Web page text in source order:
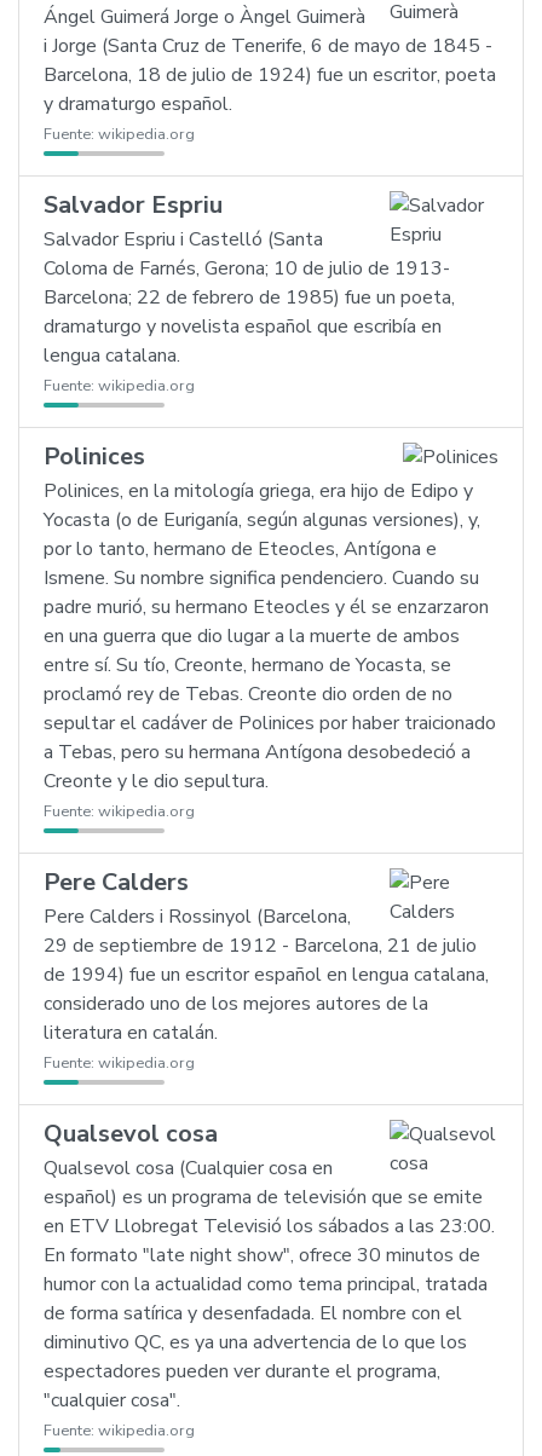
Ángel Guimerá Jorge o Àngel Guimerà
i Jorge (Santa Cruz de Tenerife, 6 de mayo de 1845 -
Barcelona, 18 de julio de 1924) fue un escritor, poeta
y dramaturgo español.
Fuente: wikipedia.org
Salvador Espriu
Salvador Espriu i Castelló (Santa
Coloma de Farnés, Gerona; 10 de julio de 1913-
Barcelona; 22 de febrero de 1985) fue un poeta,
dramaturgo y novelista español que escribía en
lengua catalana.
Fuente: wikipedia.org
Polinices
Polinices, en la mitología griega, era hijo de Edipo y
Yocasta (o de Euriganía, según algunas versiones), y,
por lo tanto, hermano de Eteocles, Antígona e
Ismene. Su nombre significa pendenciero. Cuando su
padre murió, su hermano Eteocles y él se enzarzaron
en una guerra que dio lugar a la muerte de ambos
entre sí. Su tío, Creonte, hermano de Yocasta, se
proclamó rey de Tebas. Creonte dio orden de no
sepultar el cadáver de Polinices por haber traicionado
a Tebas, pero su hermana Antígona desobedeció a
Creonte y le dio sepultura.
Fuente: wikipedia.org
Pere Calders
Pere Calders i Rossinyol (Barcelona,
29 de septiembre de 1912 - Barcelona, 21 de julio
de 1994) fue un escritor español en lengua catalana,
considerado uno de los mejores autores de la
literatura en catalán.
Fuente: wikipedia.org
Qualsevol cosa
Qualsevol cosa (Cualquier cosa en
español) es un programa de televisión que se emite
en ETV Llobregat Televisió los sábados a las 23:00.
En formato "late night show", ofrece 30 minutos de
humor con la actualidad como tema principal, tratada
de forma satírica y desenfadada. El nombre con el
diminutivo QC, es ya una advertencia de lo que los
espectadores pueden ver durante el programa,
"cualquier cosa".
Fuente: wikipedia.org